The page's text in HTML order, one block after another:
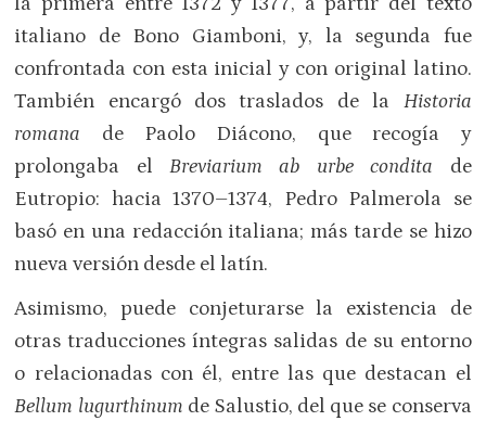
italiano de Bono Giamboni, y, la segunda fue
confrontada con esta inicial y con original latino.
También encargó dos traslados de la Historia
romana de Paolo Diácono, que recogía y
prolongaba elBreviarium ab urbe condita de
Eutropio: hacia 1370–1374, Pedro Palmerola se
basó en una redacción italiana; más tarde se hizo
nueva versión desde el latín.
Asimismo, puede conjeturarse la existencia de
otras traducciones íntegras salidas de su entorno
o relacionadas con él, entre las que destacan el
Bellum lugurthinum de Salustio, del que se conserva